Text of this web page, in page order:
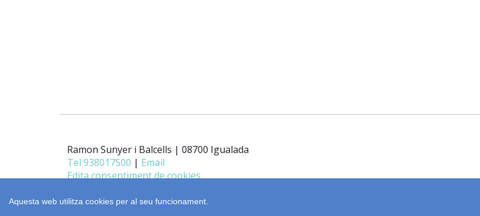
Aquesta web utilitza cookies per al seu funcionament.
Ramon Sunyer i Balcells | 08700 Igualada
Tel 938017500 | Email
Edita consentiment de cookies